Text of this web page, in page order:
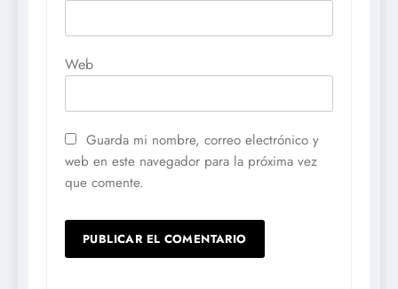
Web
Guarda mi nombre, correo electrónico y
web en este navegador para la próxima vez
que comente.